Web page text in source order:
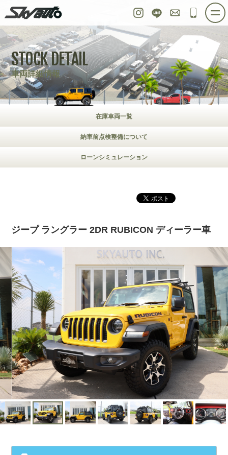
Instagram
LINE お問い合わせ
048-
ホーム 在庫車情報 ご購入プラン
整備作業実例 パーツ販売 買取＆オーダー
店舗紹介 工場紹介 会社概要
スタッフ紹介 公式ブログ お問い合わせ
STOCK DETAIL
車両詳細情報
在庫車両一覧
納車前点検整備について
ローンシミュレーション
ジープ ラングラー 2DR RUBICON ディーラー車